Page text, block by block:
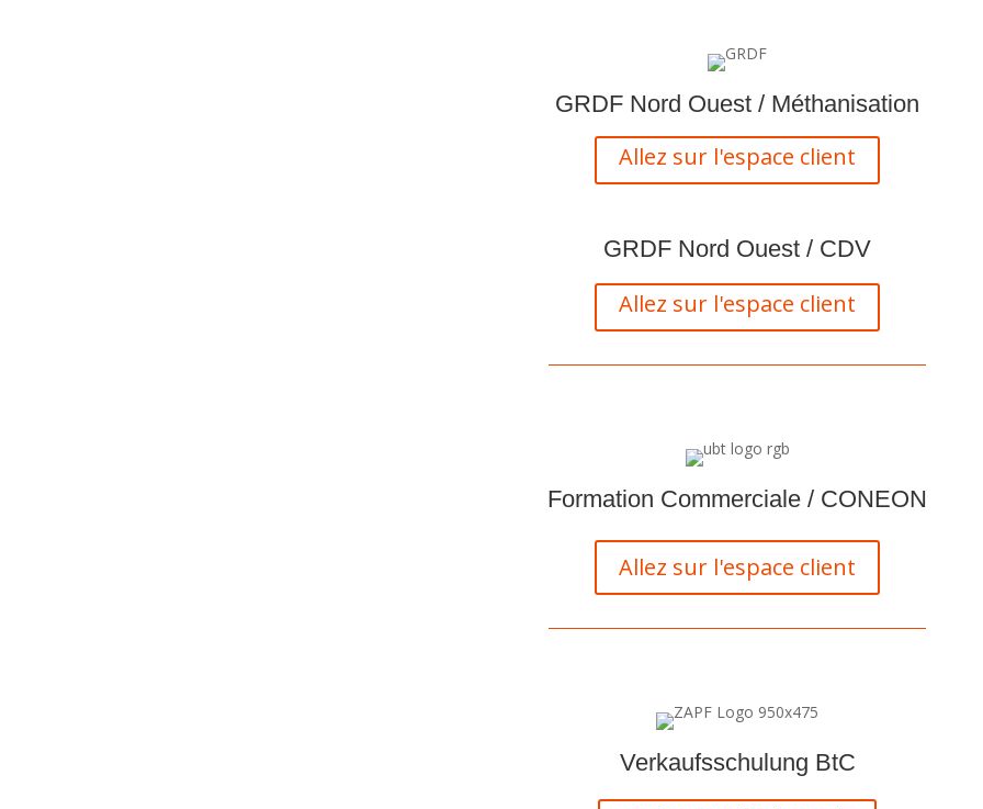
GRDF Nord Ouest / Méthanisation
Allez sur l'espace client
GRDF Nord Ouest / CDV
Allez sur l'espace client
Formation Commerciale / CONEON
Allez sur l'espace client
Verkaufsschulung BtC